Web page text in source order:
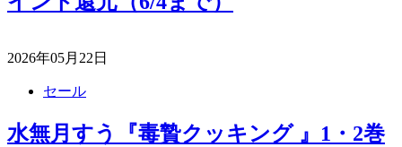
2026年05月22日
セール
水無月すう『毒贄クッキング 』1・2巻